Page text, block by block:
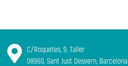
C/Roquetes, 9, Taller
08960, Sant Just Desvern, Barcelona